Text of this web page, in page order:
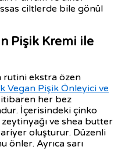
ciltlerde bile gönül
Pişik Kremi ile
rutini ekstra özen
Vegan Pişik Önleyici ve
her bez
İçerisindeki çinko
ve shea butter
oluşturur. Düzenli
önler. Ayrıca sarı